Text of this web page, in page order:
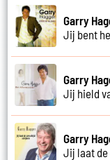
Garry
Jij bent
Garry
Jij hield
Garry
Jij laat